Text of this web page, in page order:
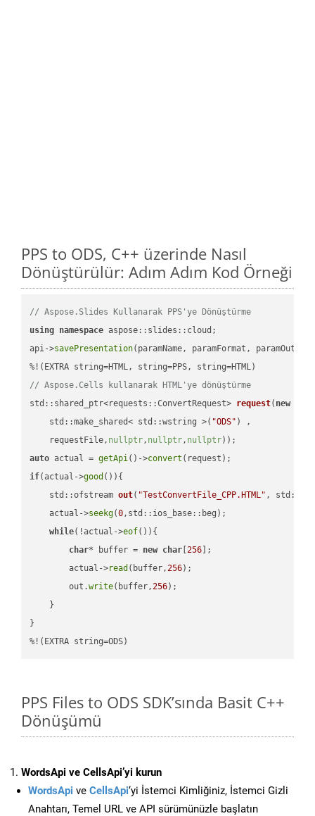
PPS to ODS, C++ üzerinde Nasıl
Dönüştürülür: Adım Adım Kod Örneği
// Aspose.Slides Kullanarak PPS'ye Dönüştürme
using namespace aspose::slides::cloud;
api->savePresentation(paramName, paramFormat,
// Aspose.Cells kullanarak HTML'ye dönüştürme
std::shared_ptr<requests::ConvertRequest> request( new
    std::make_shared< std::wstring >(
"ODS" ) ,
    requestFile,
nullptr, nullptr, nullptr))
auto actual = getApi()->convert
if(actual->good ()){
std::ofstream out( "TestConvertFile_CPP.HTML" ,
    actual->
seekg(0,std::ios_base::beg);
while(!actual->eof()){
char* buffer = new char [256 ];
        actual->
read (buffer,256);
        out.
write(buffer,256);
    }
}
%!(EXTRA string=ODS)
PPS Files to ODS SDK’sında Basit C++
Dönüşümü
WordsApi ve CellsApi’yi kurun
WordsApi ve CellsApi‘yi İstemci Kimliğiniz, İstemci Gizli
Anahtarı, Temel URL ve API sürümünüzle başlatın